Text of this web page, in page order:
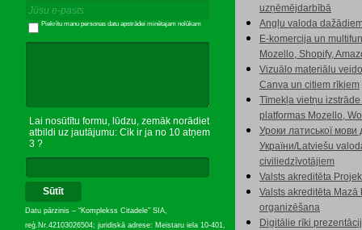
Piekrītu manu personas datu apstrādei minētajam nolūkam
Lai nosūtītu formu, lūdzu, zemāk norādiet
atbildi uz jautājumu: Cik ir ja no 10 atņem
3 ?
Sūtīt
Datu pārzinis – “Komplekss Citadele” SIA,
reģ.Nr.42103026504; juridiskā adrese: Meistaru iela 10-401,
uzņēmējdarbībā
Angļu valoda
E-komercija un
Mozello, Shopify,
Vizuālo materiālu
Canva un citiem rīkiem
Tīmekļa vietņu
platformas Mozello,
Уроки латиської
України/Latviešu
civiliedzīvotājiem
Valsts akreditēta
Valsts akreditēta Mazā
organizēšana
Digitālie rīki